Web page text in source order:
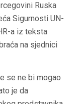
Ruska
Sigurnosti UN-
a iz teksta
na sjednici
se ne bi mogao
je da